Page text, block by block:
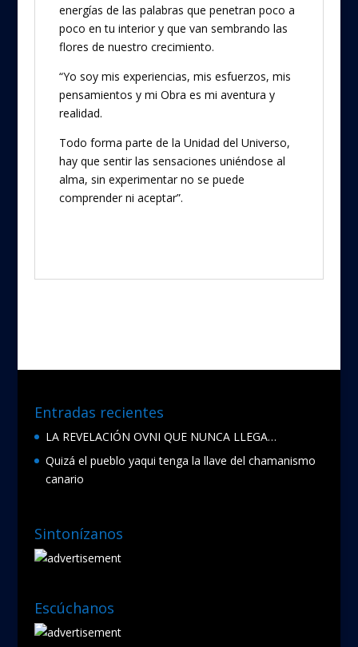
energías de las palabras que penetran poco a
poco en tu interior y que van sembrando las
flores de nuestro crecimiento.
“Yo soy mis experiencias, mis esfuerzos, mis
pensamientos y mi Obra es mi aventura y
realidad.
Todo forma parte de la Unidad del Universo,
hay que sentir las sensaciones uniéndose al
alma, sin experimentar no se puede
comprender ni aceptar”.
Entradas recientes
LA REVELACIÓN OVNI QUE NUNCA LLEGA…
Quizá el pueblo yaqui tenga la llave del chamanismo
canario
Sintonízanos
Escúchanos